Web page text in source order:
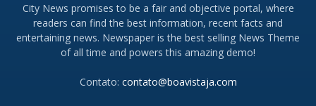
City News promises to be a fair and objective portal, where
readers can find the best information, recent facts and
entertaining news. Newspaper is the best selling News Theme
of all time and powers this amazing demo!
Contato: contato@boavistaja.com